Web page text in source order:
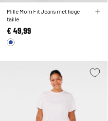
Mille Mom Fit Jeans met hoge
taille
€ 49,99